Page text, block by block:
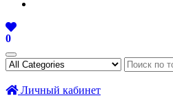
0
Личный кабинет